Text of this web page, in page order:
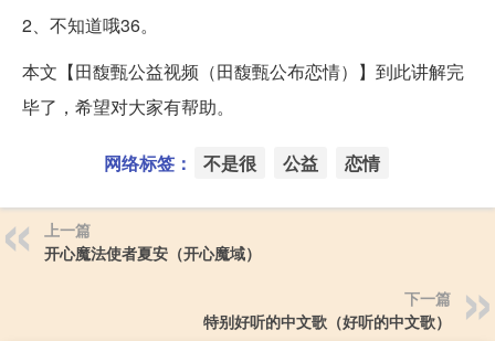
2、不知道哦36。
本文【田馥甄公益视频（田馥甄公布恋情）】到此讲解完
毕了，希望对大家有帮助。
网络标签： 不是很 公益 恋情
上一篇
开心魔法使者夏安（开心魔域）
下一篇
特别好听的中文歌（好听的中文歌）